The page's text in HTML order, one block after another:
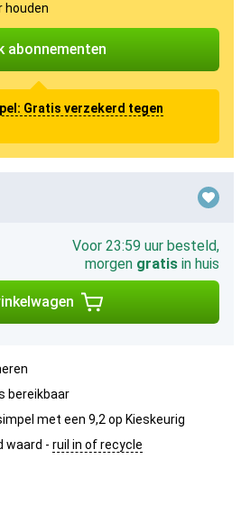
houden
abonnementen
Gratis verzekerd tegen
Voor 23:59 uur besteld,
morgen gratis in huis
bereikbaar
met een 9,2 op Kieskeurig
waard - ruil in of recycle